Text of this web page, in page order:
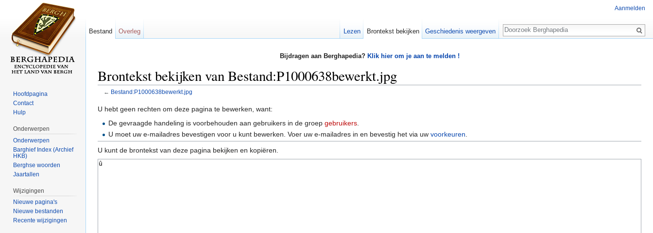
Bijdragen aan Berghapedia? Klik hier om je aan te melden !
Brontekst bekijken van Bestand:P1000638bewerkt.jpg
← Bestand:P1000638bewerkt.jpg
U hebt geen rechten om deze pagina te bewerken, want:
De gevraagde handeling is voorbehouden aan gebruikers in de groepgebruikers
U moet uw e-mailadres bevestigen voor u kunt bewerken. Voer uw e-mailadres in en bevestig het via uwvoorkeuren
U kunt de brontekst van deze pagina bekijken en kopiëren.
Aanmelden
Bestand Overleg Lezen Brontekst bekijken Geschiedenis weergeven
Zoeken
Hoofdpagina
Contact
Hulp
Onderwerpen
Onderwerpen
Barghief Index (Archief
HKB)
Berghse woorden
Jaartallen
Wijzigingen
Nieuwe pagina's
Nieuwe bestanden
Recente wijzigingen